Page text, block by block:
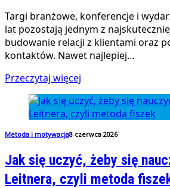
Targi branżowe, konferencje i
lat pozostają jednym z
budowanie relacji z klientami oraz
kontaktów. Nawet najlepiej…
Przeczytaj więcej
Metoda i motywacja8 czerwca 2026
Jak się uczyć, żeby się
Leitnera, czyli metoda